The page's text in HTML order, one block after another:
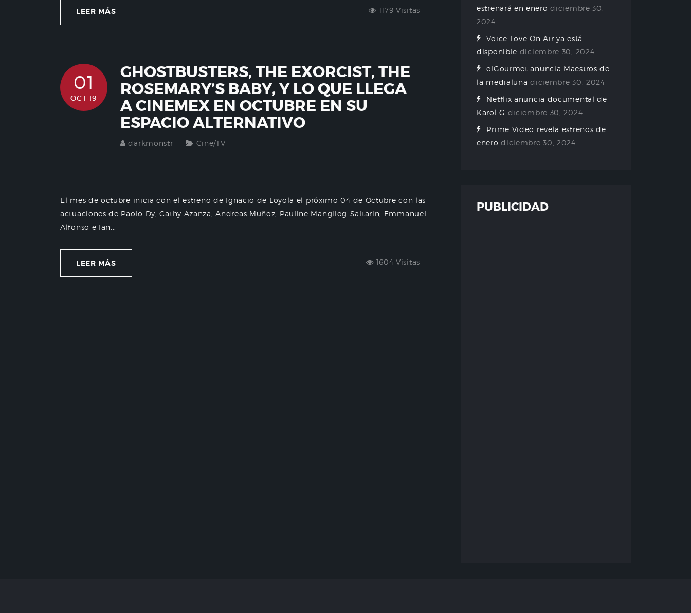
LEER MÁS 1179 Visitas
01
OCT 19
GHOSTBUSTERS, THE EXORCIST, THE
ROSEMARY’S BABY, Y LO QUE LLEGA
A CINEMEX EN OCTUBRE EN SU
ESPACIO ALTERNATIVO
darkmonstr Cine/TV
El mes de octubre inicia con el estreno de Ignacio de Loyola el próximo 04 de Octubre con las
actuaciones de Paolo Dy, Cathy Azanza, Andreas Muñoz, Pauline Mangilog-Saltarin, Emmanuel
Alfonso e Ian...
LEER MÁS 1604 Visitas
estrenará en enero diciembre 30,
2024
Voice Love On Air ya está
disponible diciembre 30, 2024
elGourmet anuncia Maestros de
la medialuna diciembre 30, 2024
Netflix anuncia documental de
Karol G diciembre 30, 2024
Prime Video revela estrenos de
enero diciembre 30, 2024
PUBLICIDAD